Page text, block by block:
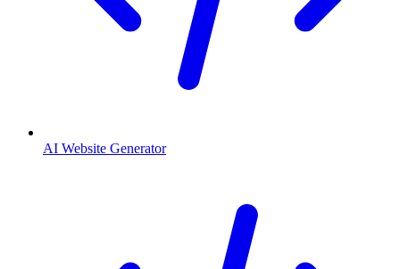
AI Website Generator